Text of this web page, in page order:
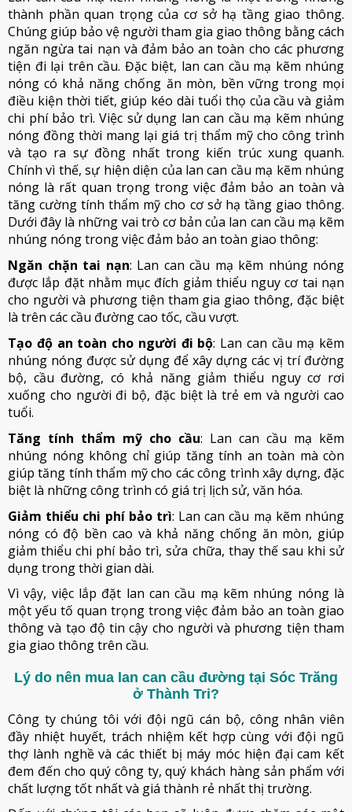
thành phần quan trọng của cơ sở hạ tầng giao thông.
Chúng giúp bảo vệ người tham gia giao thông bằng cách
ngăn ngừa tai nạn và đảm bảo an toàn cho các phương
tiện đi lại trên cầu. Đặc biệt, lan can cầu mạ kẽm nhúng
nóng có khả năng chống ăn mòn, bền vững trong mọi
điều kiện thời tiết, giúp kéo dài tuổi thọ của cầu và giảm
chi phí bảo trì. Việc sử dụng lan can cầu mạ kẽm nhúng
nóng đồng thời mang lại giá trị thẩm mỹ cho công trình
và tạo ra sự đồng nhất trong kiến trúc xung quanh.
Chính vì thế, sự hiện diện của lan can cầu mạ kẽm nhúng
nóng là rất quan trọng trong việc đảm bảo an toàn và
tăng cường tính thẩm mỹ cho cơ sở hạ tầng giao thông.
Dưới đây là những vai trò cơ bản của lan can cầu mạ kẽm
nhúng nóng trong việc đảm bảo an toàn giao thông:
Ngăn chặn tai nạn: Lan can cầu mạ kẽm nhúng nóng
được lắp đặt nhằm mục đích giảm thiểu nguy cơ tai nạn
cho người và phương tiện tham gia giao thông, đặc biệt
là trên các cầu đường cao tốc, cầu vượt.
Tạo độ an toàn cho người đi bộ: Lan can cầu mạ kẽm
nhúng nóng được sử dụng để xây dựng các vị trí đường
bộ, cầu đường, có khả năng giảm thiểu nguy cơ rơi
xuống cho người đi bộ, đặc biệt là trẻ em và người cao
tuổi.
Tăng tính thẩm mỹ cho cầu: Lan can cầu mạ kẽm
nhúng nóng không chỉ giúp tăng tính an toàn mà còn
giúp tăng tính thẩm mỹ cho các công trình xây dựng, đặc
biệt là những công trình có giá trị lịch sử, văn hóa.
Giảm thiểu chi phí bảo trì: Lan can cầu mạ kẽm nhúng
nóng có độ bền cao và khả năng chống ăn mòn, giúp
giảm thiểu chi phí bảo trì, sửa chữa, thay thế sau khi sử
dụng trong thời gian dài.
Vì vậy, việc lắp đặt lan can cầu mạ kẽm nhúng nóng là
một yếu tố quan trọng trong việc đảm bảo an toàn giao
thông và tạo độ tin cậy cho người và phương tiện tham
gia giao thông trên cầu.
Lý do nên mua lan can cầu đường tại Sóc Trăng
ở Thành Tri?
Công ty chúng tôi với đội ngũ cán bộ, công nhân viên
đầy nhiệt huyết, trách nhiệm kết hợp cùng với đội ngũ
thợ lành nghề và các thiết bị máy móc hiện đại cam kết
đem đến cho quý công ty, quý khách hàng sản phẩm với
chất lượng tốt nhất và giá thành rẻ nhất thị trường.